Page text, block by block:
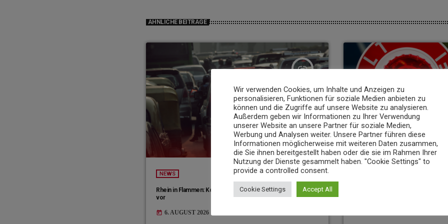
ÄHNLICHE BEITRÄGE
insert_link
NEWS
Rhein in Flammen: Koblenz bereitet Verkehrsänderungen
vor
today 6. AUGUST 2026
23-Jähriger rast mit über 235 km/h
Wir verwenden Cookies, um Inhalte und Anzeigen zu
personalisieren, Funktionen für soziale Medien anbieten zu
können und die Zugriffe auf unsere Website zu analysieren.
Außerdem geben wir Informationen zu Ihrer Verwendung
unserer Website an unsere Partner für soziale Medien,
Werbung und Analysen weiter. Unsere Partner führen diese
Informationen möglicherweise mit weiteren Daten zusammen,
die Sie ihnen bereitgestellt haben oder die sie im Rahmen Ihrer
Nutzung der Dienste gesammelt haben. "Cookie Settings" to
provide a controlled consent.
Cookie Settings Accept All